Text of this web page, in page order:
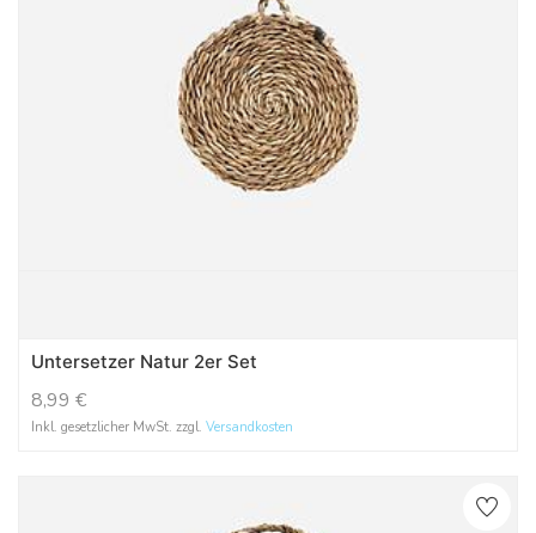
Untersetzer Natur 2er Set
8,99 €
Inkl. gesetzlicher MwSt. zzgl. Versandkosten